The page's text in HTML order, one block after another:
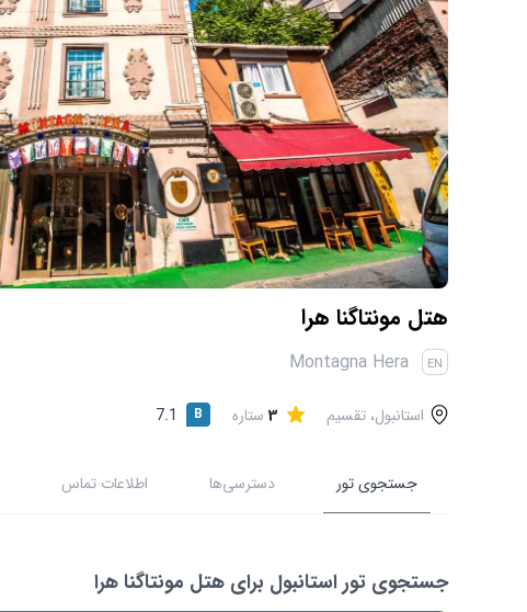
هتل مونتاگنا هرا
EN
Montagna Hera
استانبول، تقسیم 3 ستاره B
7.1
جستجوی تور دسترسی‌ها اطلاعات تماس
جستجوی تور استانبول برای هتل مونتاگنا هرا